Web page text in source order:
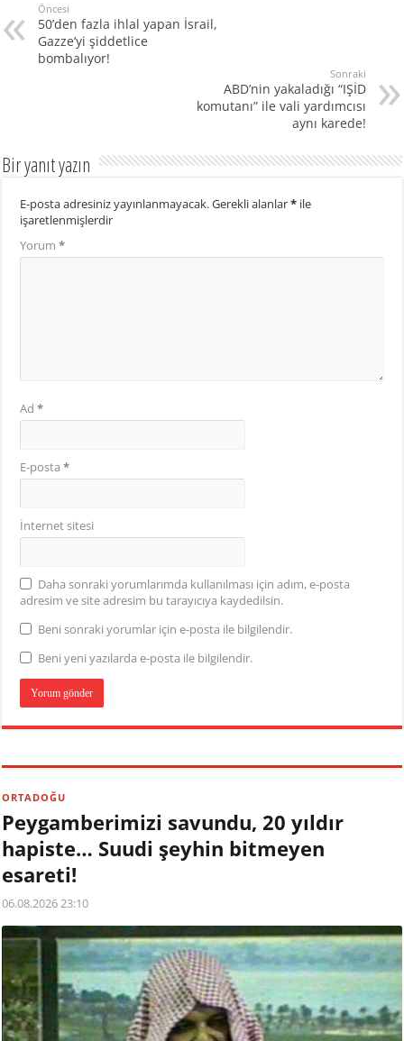
Öncesi
50’den fazla ihlal yapan İsrail,
Gazze’yi şiddetlice
bombalıyor!
Sonraki
ABD’nin yakaladığı “IŞİD
komutanı” ile vali yardımcısı
aynı karede!
Bir yanıt yazın
E-posta adresiniz yayınlanmayacak.Gerekli alanlar* ile
işaretlenmişlerdir
Yorum*
Ad*
E-posta*
İnternet sitesi
Daha sonraki yorumlarımda kullanılması için adım, e-posta
adresim ve site adresim bu tarayıcıya kaydedilsin.
Beni sonraki yorumlar için e-posta ile bilgilendir.
Beni yeni yazılarda e-posta ile bilgilendir.
ORTADOĞU
Peygamberimizi savundu, 20 yıldır
hapiste… Suudi şeyhin bitmeyen
esareti!
06.08.2026 23:10